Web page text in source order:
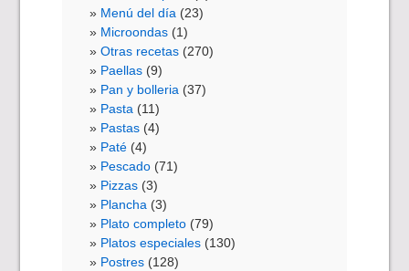
Menú del día (23)
Microondas (1)
Otras recetas (270)
Paellas (9)
Pan y bolleria (37)
Pasta (11)
Pastas (4)
Paté (4)
Pescado (71)
Pizzas (3)
Plancha (3)
Plato completo (79)
Platos especiales (130)
Postres (128)